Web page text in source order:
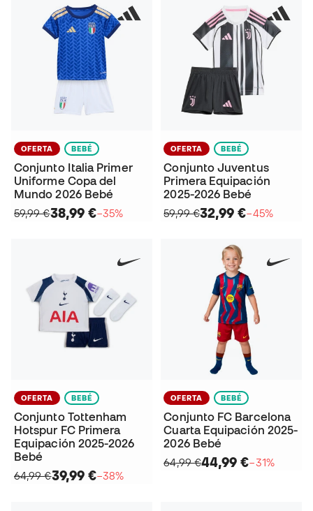
OFERTA BEBÉ
Conjunto Italia Primer
Uniforme Copa del
Mundo 2026 Bebé
59,99 €38,99 €−35%
OFERTA BEBÉ
Conjunto Juventus
Primera Equipación
2025-2026 Bebé
59,99 €32,99 €−45%
OFERTA BEBÉ
Conjunto Tottenham
Hotspur FC Primera
Equipación 2025-2026
Bebé
64,99 €39,99 €−38%
OFERTA BEBÉ
Conjunto FC Barcelona
Cuarta Equipación 2025-
2026 Bebé
64,99 €44,99 €−31%